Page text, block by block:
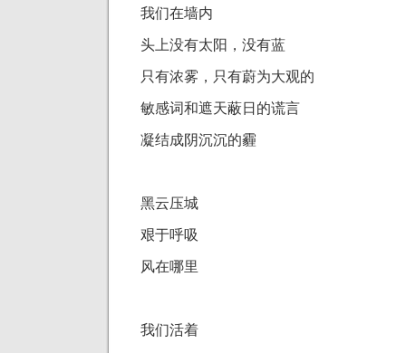
我们在墙内
头上没有太阳，没有蓝
只有浓雾，只有蔚为大观的
敏感词和遮天蔽日的谎言
凝结成阴沉沉的霾
黑云压城
艰于呼吸
风在哪里
我们活着